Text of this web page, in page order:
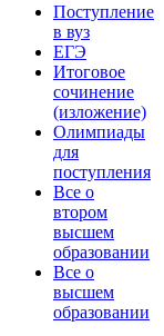
Поступление
в вуз
ЕГЭ
Итоговое
сочинение
(изложение)
Олимпиады
для
поступления
Все о
втором
высшем
образовании
Все о
высшем
образовании